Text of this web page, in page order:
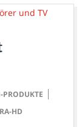
PRODUKTE
HD